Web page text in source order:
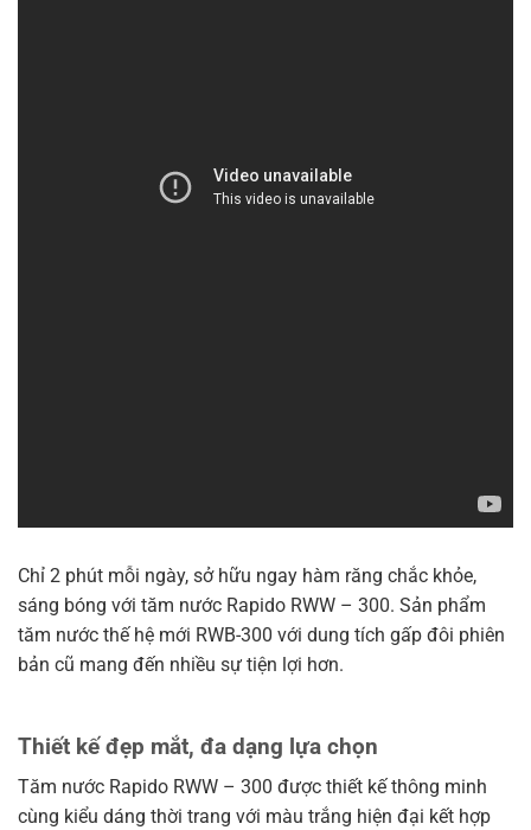
Chỉ 2 phút mỗi ngày, sở hữu ngay hàm răng chắc khỏe,
sáng bóng với tăm nước Rapido RWW – 300. Sản phẩm
tăm nước thế hệ mới RWB-300 với dung tích gấp đôi phiên
bản cũ mang đến nhiều sự tiện lợi hơn.
Thiết kế đẹp mắt, đa dạng lựa chọn
Tăm nước Rapido RWW – 300 được thiết kế thông minh
cùng kiểu dáng thời trang với màu trắng hiện đại kết hợp